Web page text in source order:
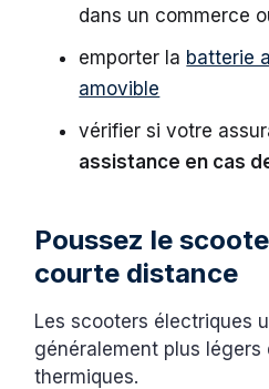
dans un commerce
emporter la batterie
amovible
vérifier si votre
assistance en cas
Poussez le
courte distance
Les scooters électriques
généralement plus légers
thermiques.